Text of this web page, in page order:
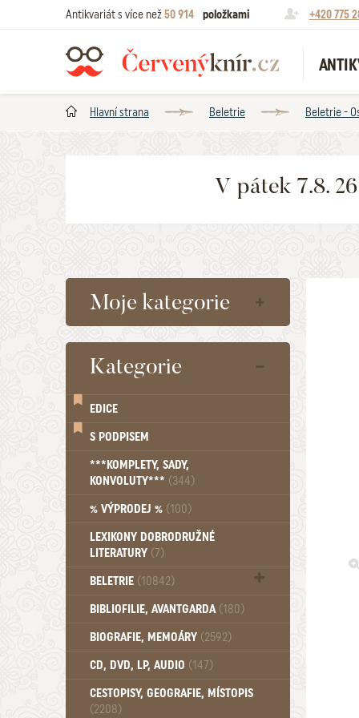
Antikvariát s více než50 914 položkami +420 775
Hlavní strana Beletrie Beletrie -
V pátek 7.8.
Moje kategorie
Kategorie
EDICE
S PODPISEM
***KOMPLETY, SADY,
KONVOLUTY*** (344)
% VÝPRODEJ % (100)
LEXIKONY DOBRODRUŽNÉ
LITERATURY (7)
BELETRIE (10842)
Beletrie - Historická (1388)
Beletrie - Povídky (1758)
Beletrie - Válečné romány (489)
Beletrie - Ženské a dívčí romány
(1522)
BIBLIOFILIE, AVANTGARDA (180)
BIOGRAFIE, MEMOÁRY (2592)
CD, DVD, LP, AUDIO (147)
CESTOPISY, GEOGRAFIE, MÍSTOPIS
(2208)